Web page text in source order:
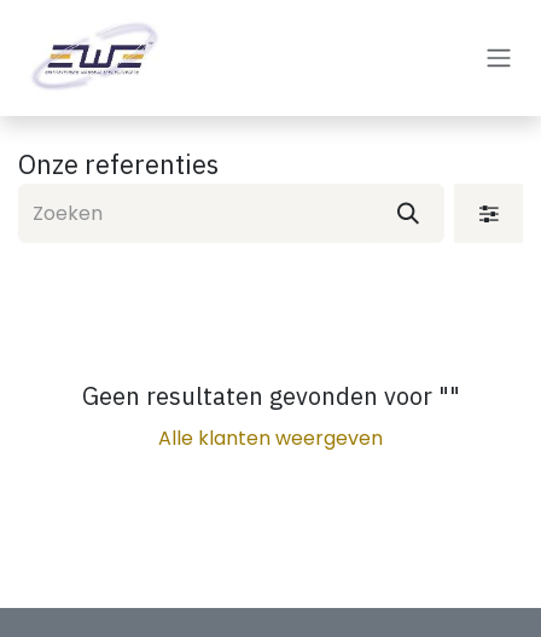
Onze referenties
Geen resultaten gevonden voor ""
Alle klanten weergeven